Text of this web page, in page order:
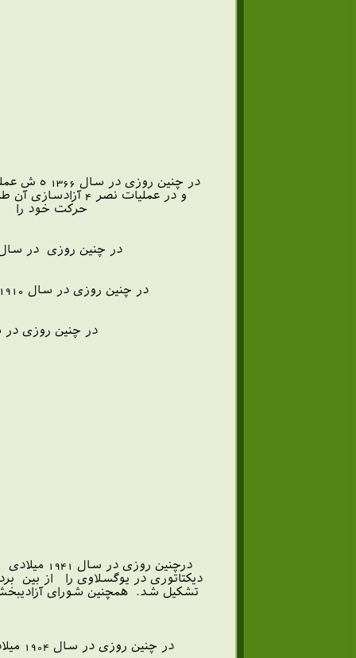
و در عملیات
حرکت خود را
در چنین روزی در سال 1846 میلادی جرج ساکس مخترع و موسیقیدان انگلیسی به دنیا آمد . وی ساز ساکسیفون را اختراع کرده
در چنین روزی در سال 1910 میلادی ژان آنویی نمایشنامه نویس برجسته انگلیسی دیده به جهان گشود . دزدان کارویوال عنوان مهمترین اثر اوست .
در چنین روزی در سال 1848 میلادی کارگران بر اثر یک تظاهرات گسترده در پاریس شماری از
دیکتاتوری در یوگسلاوی را از
تشکیل شد. همچنین شورای آزادیبخش
در